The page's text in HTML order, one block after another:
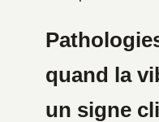
quand la
un signe